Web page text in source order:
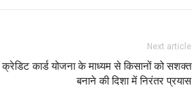
Next article
कार्ड योजना के माध्यम से किसानों को सशक्त
बनाने की दिशा में निरंतर प्रयास